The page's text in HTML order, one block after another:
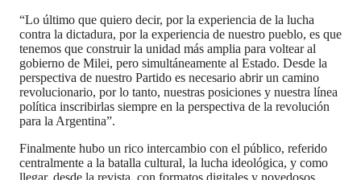
“Lo último que quiero decir, por la experiencia de la lucha
contra la dictadura, por la experiencia de nuestro pueblo, es que
tenemos que construir la unidad más amplia para voltear al
gobierno de Milei, pero simultáneamente al Estado. Desde la
perspectiva de nuestro Partido es necesario abrir un camino
revolucionario, por lo tanto, nuestras posiciones y nuestra línea
política inscribirlas siempre en la perspectiva de la revolución
para la Argentina”.
Finalmente hubo un rico intercambio con el público, referido
centralmente a la batalla cultural, la lucha ideológica, y como
llegar, desde la revista, con formatos digitales y novedosos